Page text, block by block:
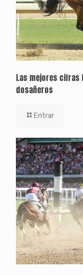
Las mejores cifras
dosañeros
Entrar